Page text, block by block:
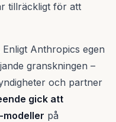
tillräckligt för att
Anthropics egen
granskningen –
och partner
gick att
modeller på